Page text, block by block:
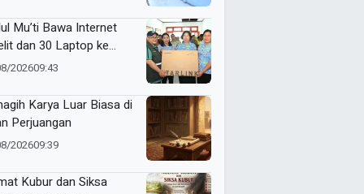
Mu’ti Bawa Internet
dan 30 Laptop ke
Pendidikan di Ujung
202609:43
Karya Luar Biasa di
Perjuangan
202609:39
Kubur dan Siksa